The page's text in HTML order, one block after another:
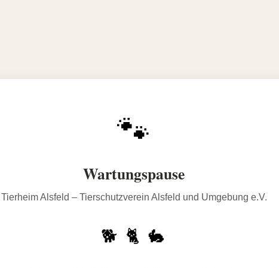
🐾
Wartungspause
Tierheim Alsfeld – Tierschutzverein Alsfeld und Umgebung e.V.
🐕 🐈 🐇